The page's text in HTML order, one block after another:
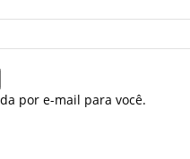
por e-mail para você.